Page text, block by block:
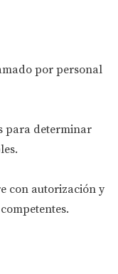
por personal
para determinar
con autorización y